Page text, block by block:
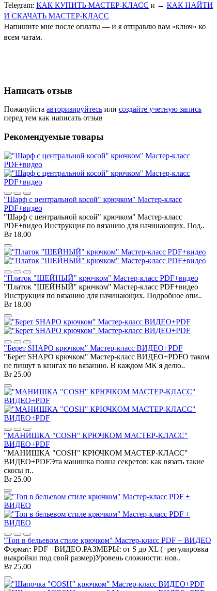
Telegram: КАК КУПИТЬ МАСТЕР-КЛАСС и → КАК НАЙТИ
И СКАЧАТЬ МАСТЕР-КЛАСС
Напишите мне после оплаты — и я отправлю вам «ключ» ко
всем чатам.
Написать отзыв
Пожалуйста авторизируйтесь или создайте учетную запись
перед тем как написать отзыв
Рекомендуемые товары
"Шарф с центральной косой" крючком" Мастер-класс
PDF+видео
"Шарф с центральной косой" крючком" Мастер-класс
PDF+видео Инструкция по вязанию для начинающих. Под..
Br 18.00
"Платок "ШЕЙНЫЙ" крючком" Мастер-класс PDF+видео
"Платок "ШЕЙНЫЙ" крючком" Мастер-класс PDF+видео
Инструкция по вязанию для начинающих. Подробное опи..
Br 18.00
"Берет SHAPO крючком" Мастер-класс ВИДЕО+PDF
"Берет SHAPO крючком" Мастер-класс ВИДЕО+PDFО таком
не пишут в книгах по вязанию. В каждом МК я делю..
Br 25.00
"МАНИШКА "COSH" КРЮЧКОМ МАСТЕР-КЛАСС"
ВИДЕО+PDF
"МАНИШКА "COSH" КРЮЧКОМ МАСТЕР-КЛАСС"
ВИДЕО+PDFЭта манишка полна секретов: как вязать такие
скосы п..
Br 25.00
"Топ в бельевом стиле крючком" Мастер-класс PDF + ВИДЕО
Формат: PDF +ВИДЕО.РАЗМЕРЫ: от S до XL (+регулировка
выкройки под свой размер)Уровень сложности: нов..
Br 25.00